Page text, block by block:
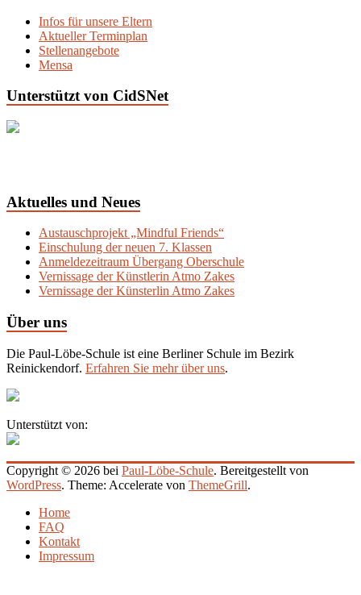
Infos für unsere Eltern
Aktueller Terminplan
Stellenangebote
Mensa
Unterstützt von CidSNet
Aktuelles und Neues
Austauschprojekt „Mindful Friends“
Einschulung der neuen 7. Klassen
Anmeldezeitraum Übergang Oberschule
Vernissage der Künstlerin Atmo Zakes
Vernissage der Künsterlin Atmo Zakes
Über uns
Die Paul-Löbe-Schule ist eine Berliner Schule im Bezirk
Reinickendorf. Erfahren Sie mehr über uns.
Unterstützt von:
Copyright © 2026 bei Paul-Löbe-Schule. Bereitgestellt von
WordPress. Theme: Accelerate von ThemeGrill.
Home
FAQ
Kontakt
Impressum